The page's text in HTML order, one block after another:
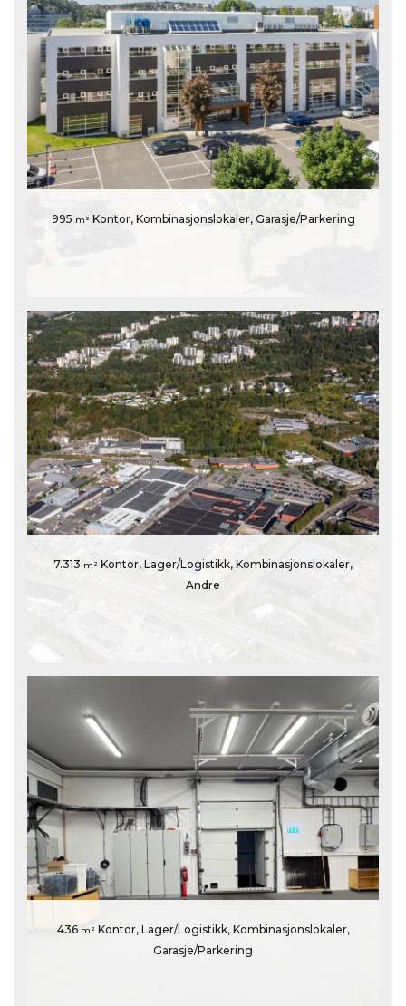
995 m² Kontor, Kombinasjonslokaler, Garasje/Parkering
7.313 m² Kontor, Lager/Logistikk, Kombinasjonslokaler,
Andre
436 m² Kontor, Lager/Logistikk, Kombinasjonslokaler,
Garasje/Parkering